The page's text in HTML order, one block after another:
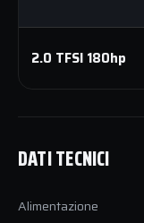
2.0 TFSI 180hp
DATI TECNICI
Alimentazione